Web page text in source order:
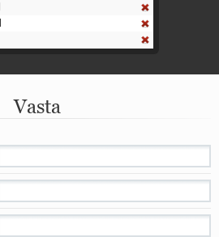
on minu arm
ah-haa
Vasta